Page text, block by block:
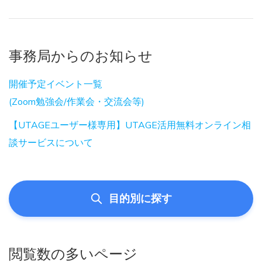
事務局からのお知らせ
開催予定イベント一覧
(Zoom勉強会/作業会・交流会等)
【UTAGEユーザー様専用】UTAGE活用無料オンライン相
談サービスについて
目的別に探す
閲覧数の多いページ